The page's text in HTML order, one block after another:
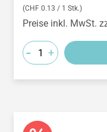
(CHF 0.13 / 1 Stk.)
Preise inkl. MwSt.
- +